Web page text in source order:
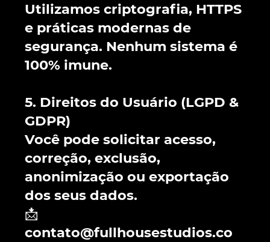
Utilizamos criptografia, HTTPS
e práticas modernas de
segurança. Nenhum sistema é
100% imune.
5. Direitos do Usuário (LGPD &
GDPR)
Você pode solicitar acesso,
correção, exclusão,
anonimização ou exportação
dos seus dados.
📩
contato@fullhousestudios.co